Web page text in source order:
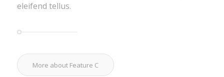
eleifend tellus.
More about Feature C